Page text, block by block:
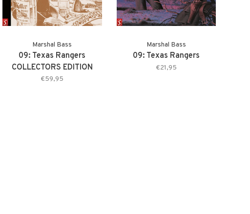
Marshal Bass
09: Texas Rangers
COLLECTORS EDITION
€59,95
Marshal Bass
09: Texas Rangers
€21,95